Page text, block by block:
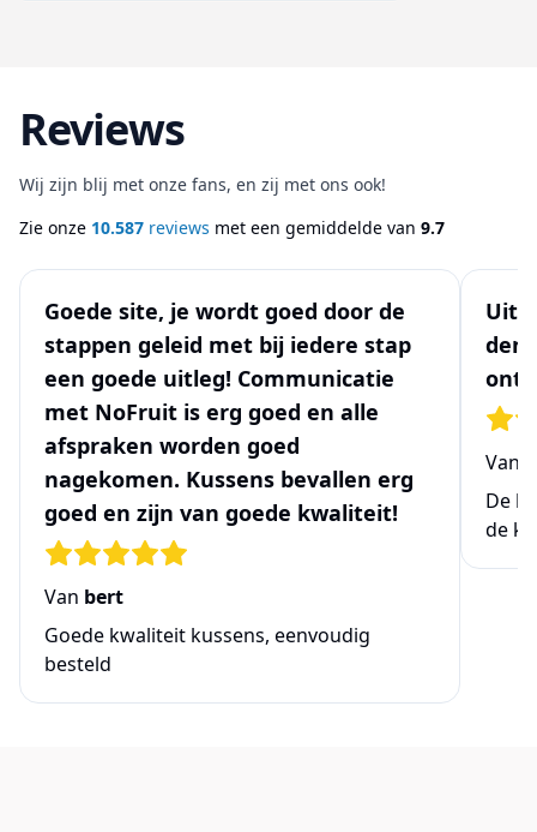
Reviews
Wij zijn blij met onze fans, en zij met ons ook!
Zie onze 10.587 reviews met een gemiddelde van 9.7
Goede site, je wordt goed door de
stappen geleid met bij iedere stap
een goede uitleg! Communicatie
met NoFruit is erg goed en alle
afspraken worden goed
nagekomen. Kussens bevallen erg
goed en zijn van goede kwaliteit!
Van bert
Goede kwaliteit kussens, eenvoudig
besteld
Van
De
de